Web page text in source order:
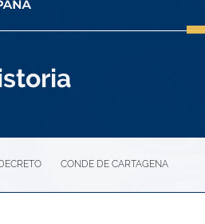
CONDE DE CARTAGENA